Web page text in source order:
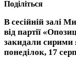
Поділіться
В сесійній залі
від партії
закидали сирими
понеділок, 17